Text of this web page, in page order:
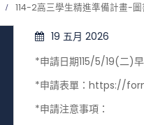
114-2高三學生精進準備計畫-
19 五月 2026
*申請日期115/5/19(二)
*申請表單：https://
*申請注意事項：